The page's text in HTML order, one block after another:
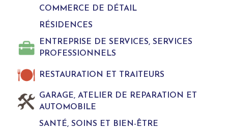
COMMERCE DE DÉTAIL
RÉSIDENCES
ENTREPRISE DE SERVICES, SERVICES
PROFESSIONNELS
RESTAURATION ET TRAITEURS
GARAGE, ATELIER DE REPARATION ET
AUTOMOBILE
SANTÉ, SOINS ET BIEN-ÊTRE